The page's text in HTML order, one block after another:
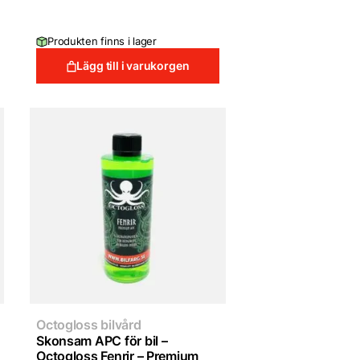
Produkten finns i lager
Lägg till i varukorgen
Octogloss bilvård
Skonsam APC för bil –
Octogloss Fenrir – Premium